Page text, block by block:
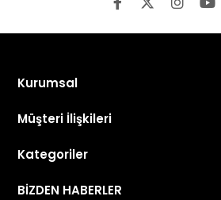
Kurumsal
Müşteri İlişkileri
Kategoriler
BİZDEN HABERLER